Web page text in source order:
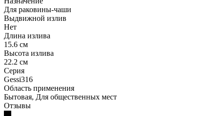
Для раковины-чаши
Выдвижной излив
Нет
Длина излива
15.6 см
Высота излива
22.2 см
Серия
Gessi316
Область применения
Бытовая, Для общественных мест
Отзывы